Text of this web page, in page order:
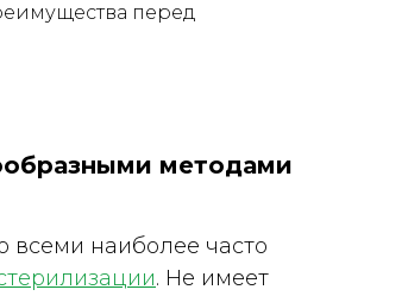
перед
методами
всеми наиболее часто
. Не имеет